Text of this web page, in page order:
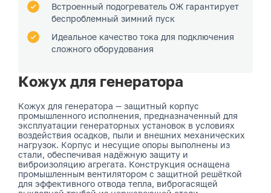
Встроенный подогреватель ОЖ гарантирует
беспроблемный зимний пуск
Идеальное качество тока для подключения
сложного оборудования
Кожух для генератора
Кожух для генератора — защитный корпус
промышленного исполнения, предназначенный для
эксплуатации генераторных установок в условиях
воздействия осадков, пыли и внешних механических
нагрузок. Корпус и несущие опоры выполнены из
стали, обеспечивая надёжную защиту и
виброизоляцию агрегата. Конструкция оснащена
промышленным вентилятором с защитной решёткой
для эффективного отвода тепла, виброгасящей